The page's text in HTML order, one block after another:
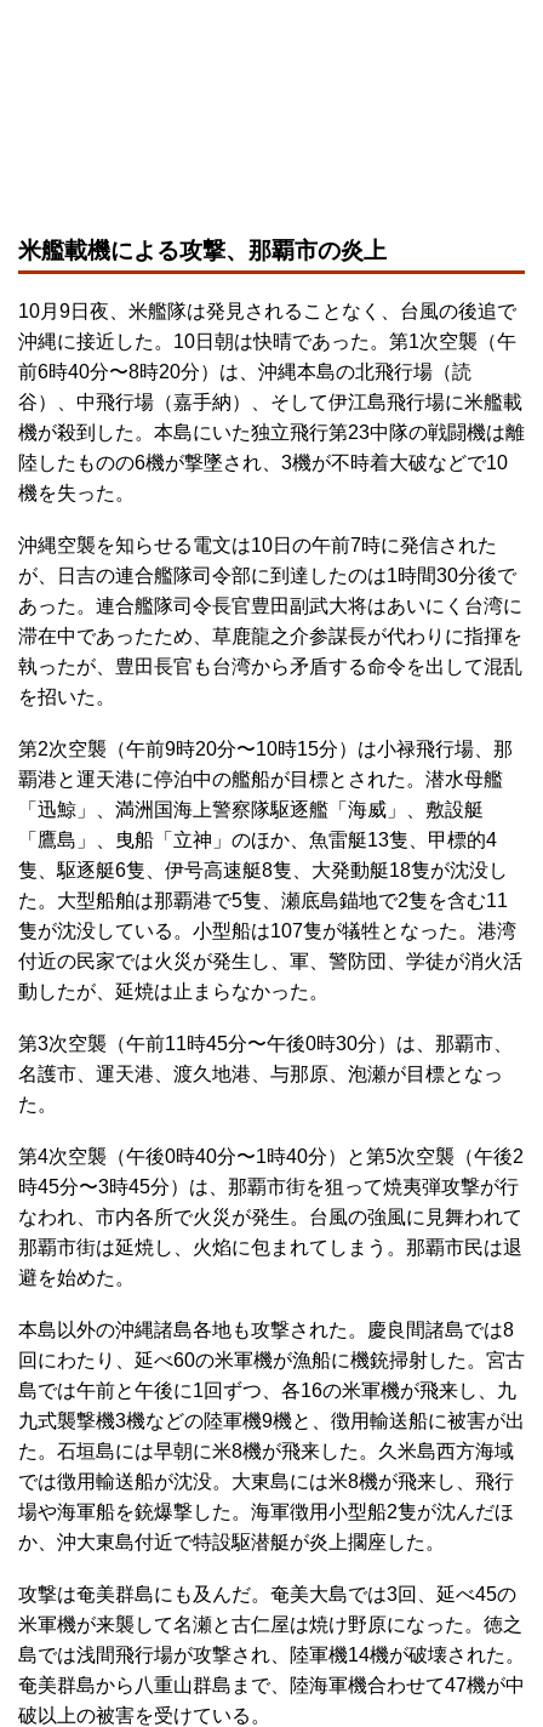
米艦載機による攻撃、那覇市の炎上
10月9日夜、米艦隊は発見されることなく、台風の後追で
沖縄に接近した。10日朝は快晴であった。第1次空襲（午
前6時40分〜8時20分）は、沖縄本島の北飛行場（読
谷）、中飛行場（嘉手納）、そして伊江島飛行場に米艦載
機が殺到した。本島にいた独立飛行第23中隊の戦闘機は離
陸したものの6機が撃墜され、3機が不時着大破などで10
機を失った。
沖縄空襲を知らせる電文は10日の午前7時に発信された
が、日吉の連合艦隊司令部に到達したのは1時間30分後で
あった。連合艦隊司令長官豊田副武大将はあいにく台湾に
滞在中であったため、草鹿龍之介参謀長が代わりに指揮を
執ったが、豊田長官も台湾から矛盾する命令を出して混乱
を招いた。
第2次空襲（午前9時20分〜10時15分）は小禄飛行場、那
覇港と運天港に停泊中の艦船が目標とされた。潜水母艦
「迅鯨」、満洲国海上警察隊駆逐艦「海威」、敷設艇
「鷹島」、曳船「立神」のほか、魚雷艇13隻、甲標的4
隻、駆逐艇6隻、伊号高速艇8隻、大発動艇18隻が沈没し
た。大型船舶は那覇港で5隻、瀬底島錨地で2隻を含む11
隻が沈没している。小型船は107隻が犠牲となった。港湾
付近の民家では火災が発生し、軍、警防団、学徒が消火活
動したが、延焼は止まらなかった。
第3次空襲（午前11時45分〜午後0時30分）は、那覇市、
名護市、運天港、渡久地港、与那原、泡瀬が目標となっ
た。
第4次空襲（午後0時40分〜1時40分）と第5次空襲（午後2
時45分〜3時45分）は、那覇市街を狙って焼夷弾攻撃が行
なわれ、市内各所で火災が発生。台風の強風に見舞われて
那覇市街は延焼し、火焰に包まれてしまう。那覇市民は退
避を始めた。
本島以外の沖縄諸島各地も攻撃された。慶良間諸島では8
回にわたり、延べ60の米軍機が漁船に機銃掃射した。宮古
島では午前と午後に1回ずつ、各16の米軍機が飛来し、九
九式襲撃機3機などの陸軍機9機と、徴用輸送船に被害が出
た。石垣島には早朝に米8機が飛来した。久米島西方海域
では徴用輸送船が沈没。大東島には米8機が飛来し、飛行
場や海軍船を銃爆撃した。海軍徴用小型船2隻が沈んだほ
か、沖大東島付近で特設駆潜艇が炎上擱座した。
攻撃は奄美群島にも及んだ。奄美大島では3回、延べ45の
米軍機が来襲して名瀬と古仁屋は焼け野原になった。徳之
島では浅間飛行場が攻撃され、陸軍機14機が破壊された。
奄美群島から八重山群島まで、陸海軍機合わせて47機が中
破以上の被害を受けている。